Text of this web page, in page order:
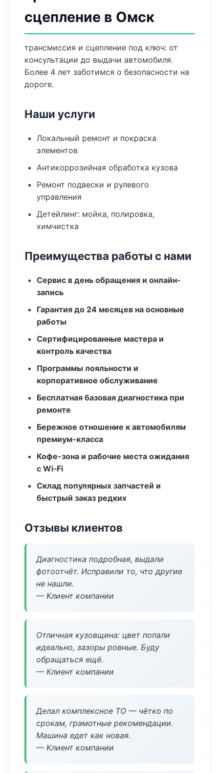
сцепление в Омск
трансмиссия и сцепление под ключ: от
консультации до выдачи автомобиля.
Более 4 лет заботимся о безопасности на
дороге.
Наши услуги
Локальный ремонт и покраска
элементов
Антикоррозийная обработка кузова
Ремонт подвески и рулевого
управления
Детейлинг: мойка, полировка,
химчистка
Преимущества работы с нами
Сервис в день обращения и онлайн-
запись
Гарантия до 24 месяцев на основные
работы
Сертифицированные мастера и
контроль качества
Программы лояльности и
корпоративное обслуживание
Бесплатная базовая диагностика при
ремонте
Бережное отношение к автомобилям
премиум-класса
Кофе-зона и рабочие места ожидания
с Wi‑Fi
Склад популярных запчастей и
быстрый заказ редких
Отзывы клиентов
Диагностика подробная, выдали
фотоотчёт. Исправили то, что другие
не нашли.
— Клиент компании
Отличная кузовщина: цвет попали
идеально, зазоры ровные. Буду
обращаться ещё.
— Клиент компании
Делал комплексное ТО — чётко по
срокам, грамотные рекомендации.
Машина едет как новая.
— Клиент компании